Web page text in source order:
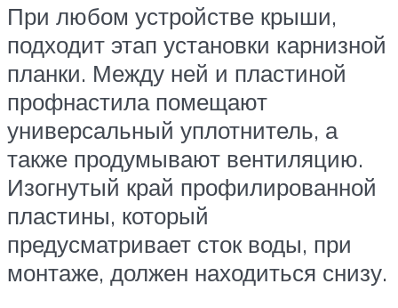
При любом устройстве крыши,
подходит этап установки карнизной
планки. Между ней и пластиной
профнастила помещают
универсальный уплотнитель, а
также продумывают вентиляцию.
Изогнутый край профилированной
пластины, который
предусматривает сток воды, при
монтаже, должен находиться снизу.